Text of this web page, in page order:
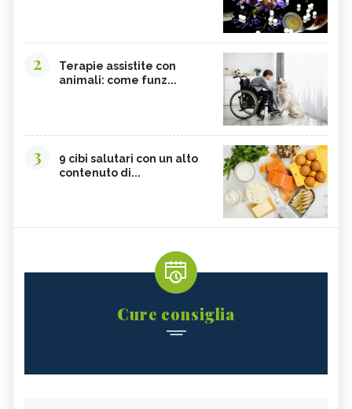
2
Terapie assistite con
animali: come funz...
3
9 cibi salutari con un alto
contenuto di...
Cure consiglia